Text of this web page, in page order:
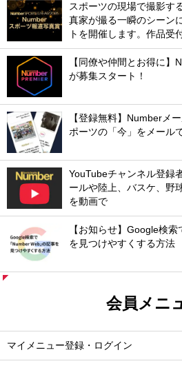
スポーツの現場で撮影す
真家が撮る一瞬のシーン
トを開催します。作品受
【同僚や仲間とお得に】
が募集スタート！
【登録無料】Numberメ
ポーツの「今」をメール
YouTubeチャンネル登録
ールや陸上、バスケ、野
を動画で
【お知らせ】Google検
を見つけやすくする方法
会員メニ
マイメニュー登録・ログイン